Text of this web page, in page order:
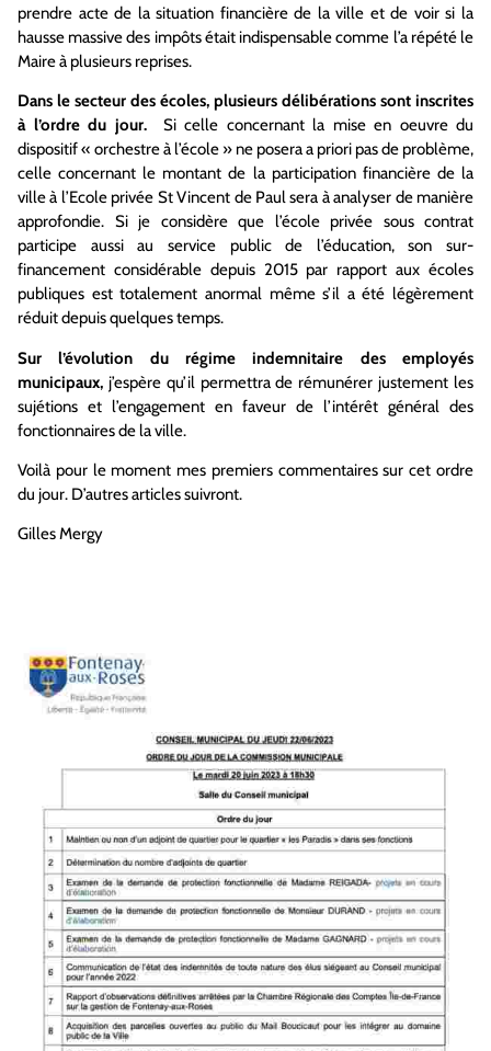
prendre acte de la situation financière de la ville et de voir si la
hausse massive des impôts était indispensable comme l’a répété le
Maire à plusieurs reprises.
Dans le secteur des écoles, plusieurs délibérations sont inscrites
à l’ordre du jour.Si celle concernant la mise en oeuvre du
dispositif « orchestre à l’école » ne posera a priori pas de problème,
celle concernant le montant de la participation financière de la
ville à l’Ecole privée St Vincent de Paul sera à analyser de manière
approfondie. Si je considère que l’école privée sous contrat
participe aussi au service public de l’éducation, son sur-
financement considérable depuis 2015 par rapport aux écoles
publiques est totalement anormal même s’il a été légèrement
réduit depuis quelques temps.
Sur l’évolution du régime indemnitaire des employés
municipaux, j’espère qu’il permettra de rémunérer justement les
sujétions et l’engagement en faveur de l’intérêt général des
fonctionnaires de la ville.
Voilà pour le moment mes premiers commentaires sur cet ordre
du jour. D’autres articles suivront.
Gilles Mergy